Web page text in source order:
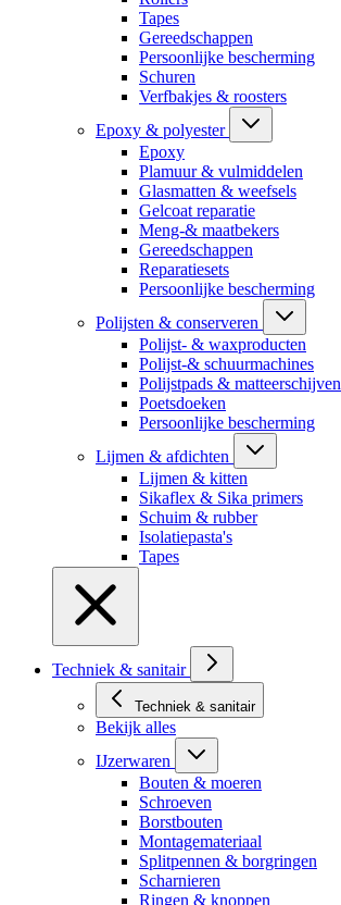
Tapes
Gereedschappen
Persoonlijke bescherming
Schuren
Verfbakjes & roosters
Epoxy & polyester
Epoxy
Plamuur & vulmiddelen
Glasmatten & weefsels
Gelcoat reparatie
Meng-& maatbekers
Gereedschappen
Reparatiesets
Persoonlijke bescherming
Polijsten & conserveren
Polijst- & waxproducten
Polijst-& schuurmachines
Polijstpads & matteerschijven
Poetsdoeken
Persoonlijke bescherming
Lijmen & afdichten
Lijmen & kitten
Sikaflex & Sika primers
Schuim & rubber
Isolatiepasta's
Tapes
Techniek & sanitair
Techniek & sanitair
Bekijk alles
IJzerwaren
Bouten & moeren
Schroeven
Borstbouten
Montagemateriaal
Splitpennen & borgringen
Scharnieren
Ringen & knoppen